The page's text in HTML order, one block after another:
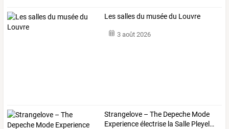
Les salles du musée du Louvre
3 août 2026
Strangelove – The Depeche Mode
Experienceélectrise la Salle Pleyel …